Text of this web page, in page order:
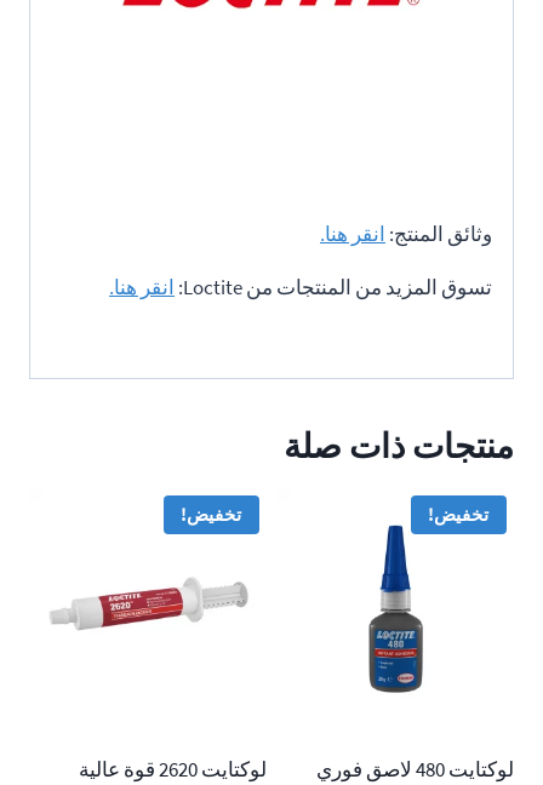
وثائق المنتج: انقر هنا.
تسوق المزيد من المنتجات من Loctite:
انقر هنا.
منتجات ذات صلة
تخفيض!
لوكتايت 480 لاصق فوري
تخفيض!
لوكتايت 2620 قوة عالية